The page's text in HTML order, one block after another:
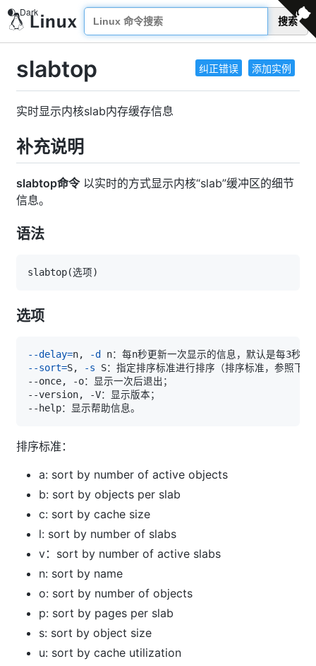
搜索
纠正错误 添加实例
slabtop
实时显示内核slab内存缓存信息
补充说明
slabtop命令以实时的方式显示内核“slab”缓冲区的细节
信息。
语法
slabtop(选项)
选项
--delay=n, -d
--sort=S,
-s
排序标准：
a: sort by number of active objects
b: sort by objects per slab
c: sort by cache size
l: sort by number of slabs
v：sort by number of active slabs
n: sort by name
o: sort by number of objects
p: sort by pages per slab
s: sort by object size
u: sort by cache utilization